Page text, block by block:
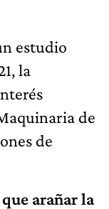
estudio
la
de
de
arañar la